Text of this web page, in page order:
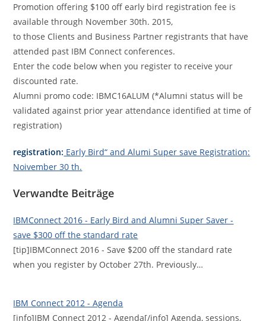
Promotion offering $100 off early bird registration fee is
available through November 30th. 2015,
to those Clients and Business Partner registrants that have
attended past IBM Connect conferences.
Enter the code below when you register to receive your
discounted rate.
Alumni promo code: IBMC16ALUM (*Alumni status will be
validated against prior year attendance identified at time of
registration)
registration: Early Bird“ and Alumi Super save Registration:
Noivember 30 th.
Verwandte Beiträge
IBMConnect 2016 - Early Bird and Alumni Super Saver -
save $300 off the standard rate
[tip]IBMConnect 2016 - Save $200 off the standard rate
when you register by October 27th. Previously…
IBM Connect 2012 - Agenda
[info]IBM Connect 2012 - Agenda[/info] Agenda, sessions,